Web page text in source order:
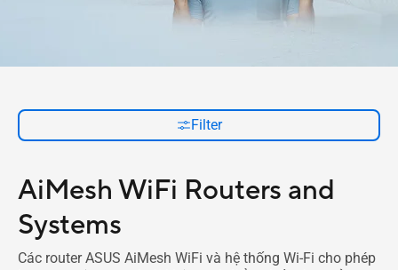
Filter
AiMesh WiFi Routers and
Systems
Các router ASUS AiMesh WiFi và hệ thống Wi-Fi cho phép